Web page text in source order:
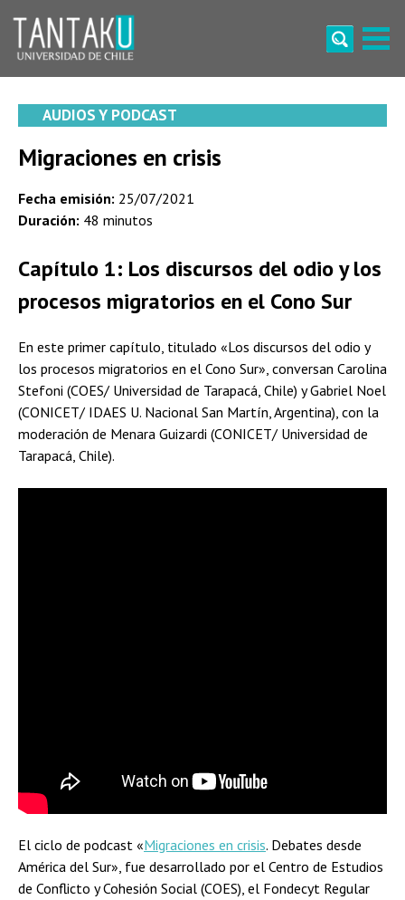
content
AUDIOS Y PODCAST
Migraciones en crisis
Fecha emisión: 25/07/2021
Duración: 48 minutos
Capítulo 1: Los discursos del odio y los
procesos migratorios en el Cono Sur
En este primer capítulo, titulado «Los discursos del odio y
los procesos migratorios en el Cono Sur», conversan Carolina
Stefoni (COES/ Universidad de Tarapacá, Chile) y Gabriel Noel
(CONICET/ IDAES U. Nacional San Martín, Argentina), con la
moderación de Menara Guizardi (CONICET/ Universidad de
Tarapacá, Chile).
El ciclo de podcast «Migraciones en crisis. Debates desde
América del Sur», fue desarrollado por el Centro de Estudios
de Conflicto y Cohesión Social (COES), el Fondecyt Regular